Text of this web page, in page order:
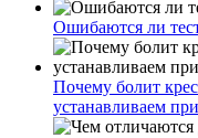
Ошибаются ли
Почему болит
устанавливаем